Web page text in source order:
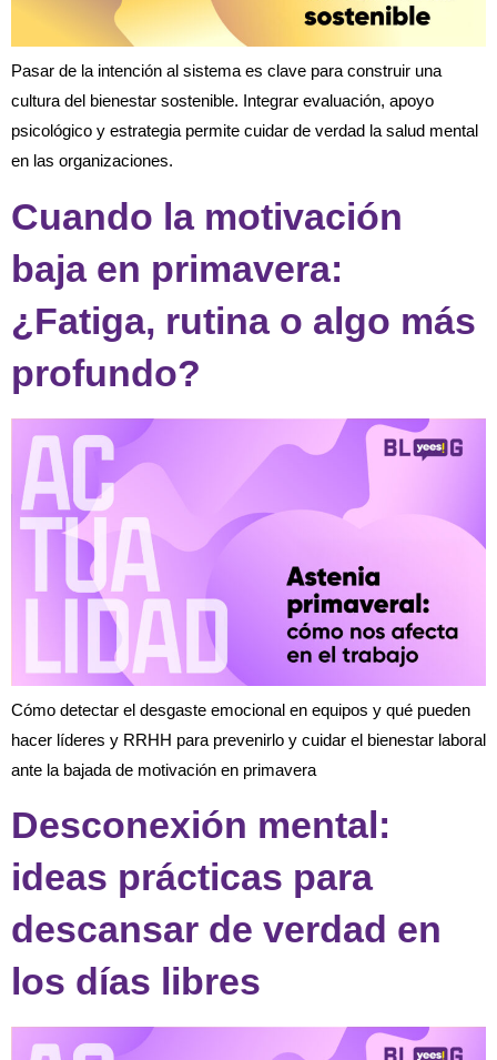
Pasar de la intención al sistema es clave para construir una
cultura del bienestar sostenible. Integrar evaluación, apoyo
psicológico y estrategia permite cuidar de verdad la salud mental
en las organizaciones.
Cuando la motivación
baja en primavera:
¿Fatiga, rutina o algo más
profundo?
Cómo detectar el desgaste emocional en equipos y qué pueden
hacer líderes y RRHH para prevenirlo y cuidar el bienestar laboral
ante la bajada de motivación en primavera
Desconexión mental:
ideas prácticas para
descansar de verdad en
los días libres